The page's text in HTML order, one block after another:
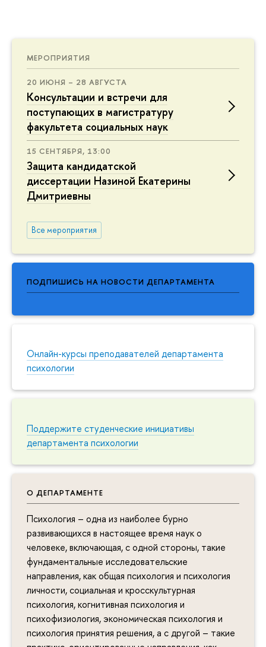
МЕРОПРИЯТИЯ
20 ИЮНЯ – 28 АВГУСТА
Консультации и встречи для
поступающих в магистратуру
факультета социальных наук
15 СЕНТЯБРЯ, 13:00
Защита кандидатской
диссертации Назиной Екатерины
Дмитриевны
Все мероприятия
ПОДПИШИСЬ НА НОВОСТИ ДЕПАРТАМЕНТА
Онлайн-курсы преподавателей департамента
психологии
Поддержите студенческие инициативы
департамента психологии
О ДЕПАРТАМЕНТЕ
Психология – одна из наиболее бурно
развивающихся в настоящее время наук о
человеке, включающая, с одной стороны, такие
фундаментальные исследовательские
направления, как общая психология и психология
личности, социальная и кросскультурная
психология, когнитивная психология и
психофизиология, экономическая психология и
психология принятия решения, а с другой – такие